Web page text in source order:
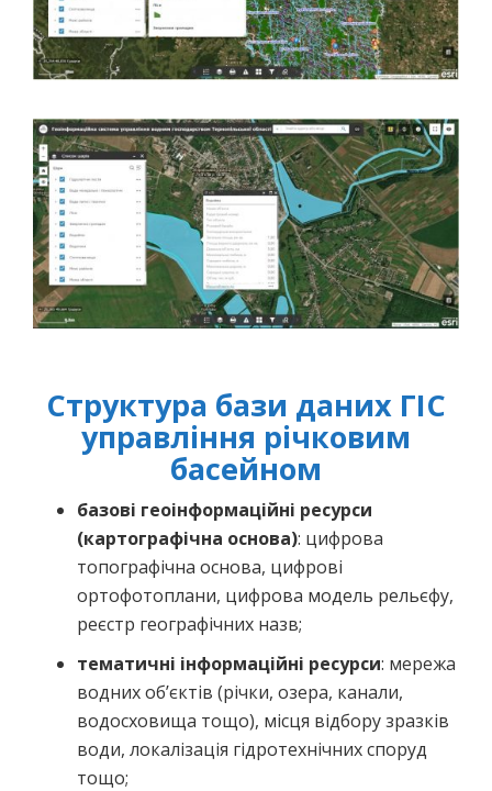
Структура бази даних ГІС
управління річковим
басейном
базові геоінформаційні ресурси
(картографічна основа): цифрова
топографічна основа, цифрові
ортофотоплани, цифрова модель рельєфу,
реєстр географічних назв;
тематичні інформаційні ресурси: мережа
водних об’єктів (річки, озера, канали,
водосховища тощо), місця відбору зразків
води, локалізація гідротехнічних споруд
тощо;